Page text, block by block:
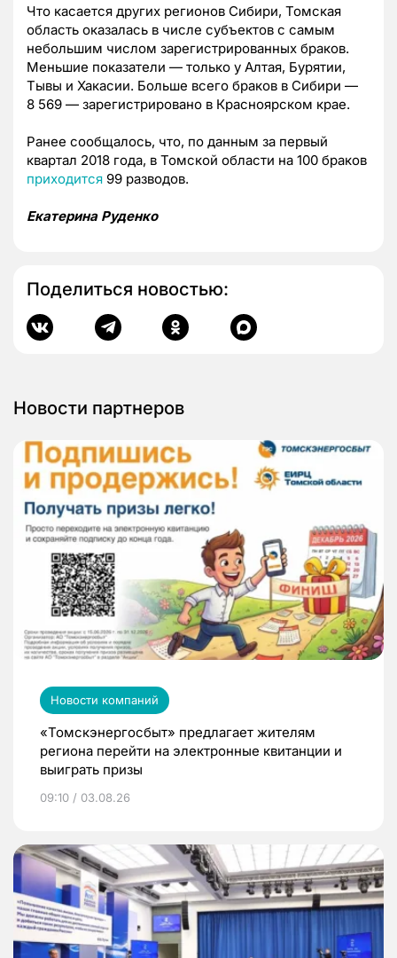
Что касается других регионов Сибири, Томская
область оказалась в числе субъектов с самым
небольшим числом зарегистрированных браков.
Меньшие показатели — только у Алтая, Бурятии,
Тывы и Хакасии. Больше всего браков в Сибири —
8 569 — зарегистрировано в Красноярском крае.
Ранее сообщалось, что, по данным за первый
квартал 2018 года, в Томской области на 100 браков
приходится 99 разводов.
Екатерина Руденко
Поделиться новостью:
Новости партнеров
Новости компаний
«Томскэнергосбыт» предлагает жителям
региона перейти на электронные квитанции и
выиграть призы
09:10 / 03.08.26